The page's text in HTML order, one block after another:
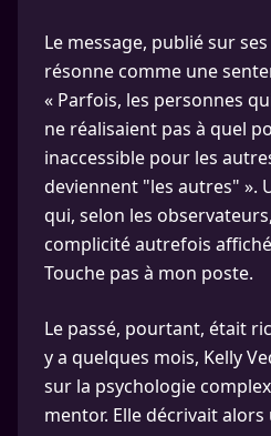
Le message, publié sur
résonne comme une
« Parfois, les personnes
ne réalisaient pas à quel
inaccessible pour les
deviennent "les autres" ».
qui, selon les
complicité autrefois
Touche pas à mon poste.
Le passé, pourtant, était
y a quelques mois, Kelly
sur la psychologie
mentor. Elle décrivait